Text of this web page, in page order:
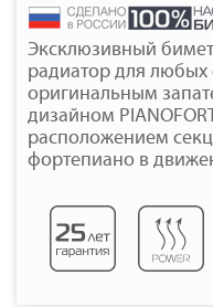
Эксклюзивный
радиатор для любых
оригинальным
дизайном
расположением
фортепиано в